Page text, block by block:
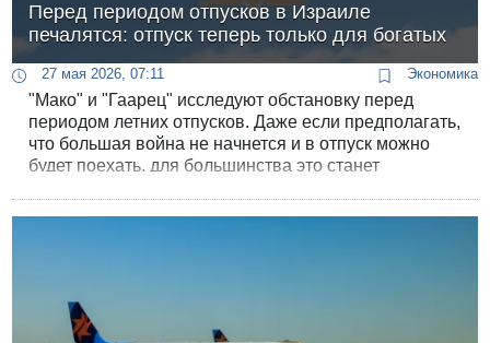
Перед периодом отпусков в Израиле
печалятся: отпуск теперь только для богатых
27 мая 2026, 07:11 Экономика
"Мако" и "Гаарец" исследуют обстановку перед
периодом летних отпусков. Даже если предполагать,
что большая война не начнется и в отпуск можно
будет поехать, для большинства это станет